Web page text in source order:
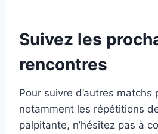
Suivez les
rencontres
Pour suivre d’autres
notamment les répétitions
palpitante, n’hésitez pas à